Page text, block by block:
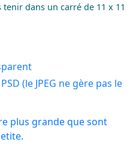
dans un carré de 11 x 11
(le JPEG ne gère pas le
plus grande que sont